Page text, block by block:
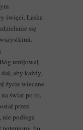
święci. Łaska
się
)
umiłował
aby każdy,
życie wieczne.
świat po to,
przez
podlega
potępiony, bo